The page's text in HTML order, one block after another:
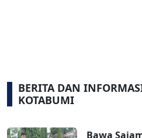
BERITA DAN
KOTABUMI
Bawa